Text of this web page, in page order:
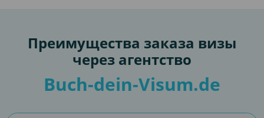
Преимущества заказа визы
через агентство
Buch-dein-Visum.de